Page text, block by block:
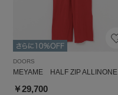
DOORS
MEYAME HALF ZIP ALLINONE
￥29,700